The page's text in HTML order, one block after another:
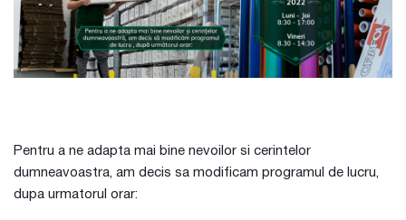
Pentru a ne adapta mai bine nevoilor si cerintelor
dumneavoastra, am decis sa modificam programul de lucru,
dupa urmatorul orar: